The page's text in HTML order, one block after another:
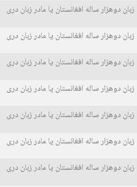
زبان دوهزار ساله افغانستان یا مادر زبان دری
زبان دوهزار ساله افغانستان یا مادر زبان دری
زبان دوهزار ساله افغانستان یا مادر زبان دری
زبان دوهزار ساله افغانستان یا مادر زبان دری
زبان دوهزار ساله افغانستان یا مادر زبان دری
زبان دوهزار ساله افغانستان یا مادر زبان دری
زبان دوهزار ساله افغانستان یا مادر زبان دری